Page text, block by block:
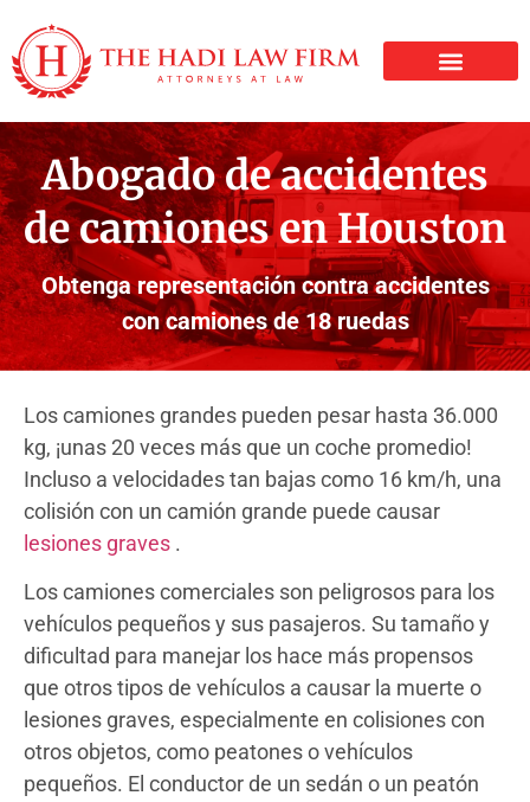
Abogado de accidentes
de camiones en Houston
Obtenga representación contra accidentes
con camiones de 18 ruedas
Los camiones grandes pueden pesar hasta 36.000
kg, ¡unas 20 veces más que un coche promedio!
Incluso a velocidades tan bajas como 16 km/h, una
colisión con un camión grande puede causar
lesiones graves .
Los camiones comerciales son peligrosos para los
vehículos pequeños y sus pasajeros. Su tamaño y
dificultad para manejar los hace más propensos
que otros tipos de vehículos a causar la muerte o
lesiones graves, especialmente en colisiones con
otros objetos, como peatones o vehículos
pequeños. El conductor de un sedán o un peatón